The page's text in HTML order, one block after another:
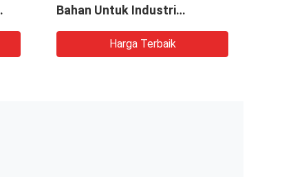
Bahan Untuk Industri
Harga Terbaik